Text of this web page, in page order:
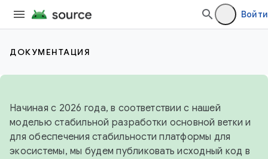
Войти
ДОКУМЕНТАЦИЯ
Начиная с 2026 года, в соответствии с нашей
моделью стабильной разработки основной ветки и
для обеспечения стабильности платформы для
экосистемы, мы будем публиковать исходный код в